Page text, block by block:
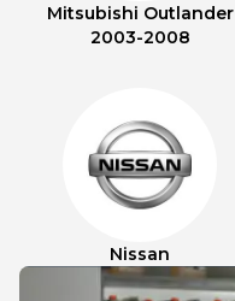
Mitsubishi Outlander
2003-2008
Nissan